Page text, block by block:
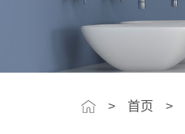
> 首页